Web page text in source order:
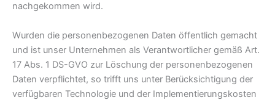
nachgekommen wird.
Wurden die personenbezogenen Daten öffentlich gemacht
und ist unser Unternehmen als Verantwortlicher gemäß Art.
17 Abs. 1 DS-GVO zur Löschung der personenbezogenen
Daten verpflichtet, so trifft uns unter Berücksichtigung der
verfügbaren Technologie und der Implementierungskosten